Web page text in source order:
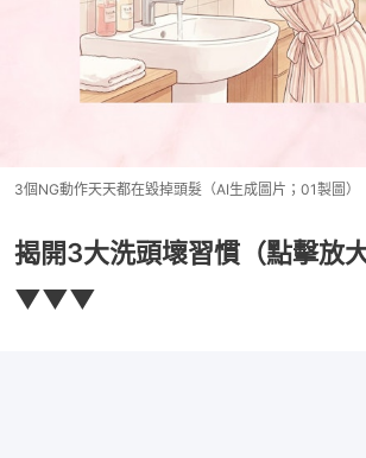
3個NG動作天天都在毀掉頭髮（AI生成圖片；01製圖）
揭開3大洗頭壞習慣（點擊放大
▼▼▼